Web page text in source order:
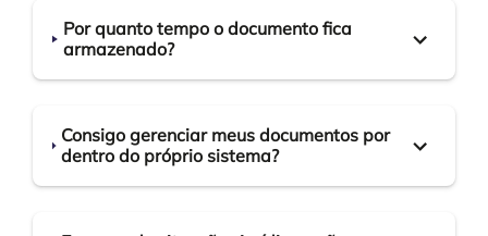
Por quanto tempo o documento fica
armazenado?
Consigo gerenciar meus documentos por
dentro do próprio sistema?